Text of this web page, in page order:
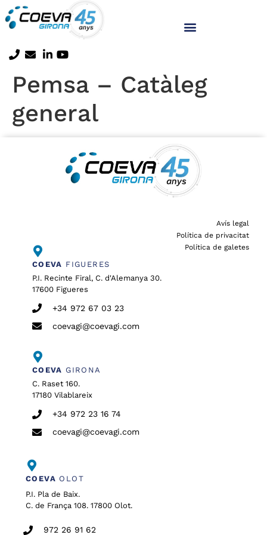
Pemsa – Catàleg
general
Avís legal
Política de privacitat
Política de galetes
COEVA FIGUERES
P.I. Recinte Firal, C. d'Alemanya 30.
17600 Figueres
+34 972 67 03 23
coevagi@coevagi.com
COEVA GIRONA
C. Raset 160.
17180 Vilablareix
+34 972 23 16 74
coevagi@coevagi.com
COEVA OLOT
P.I. Pla de Baix.
C. de França 108. 17800 Olot.
972 26 91 62